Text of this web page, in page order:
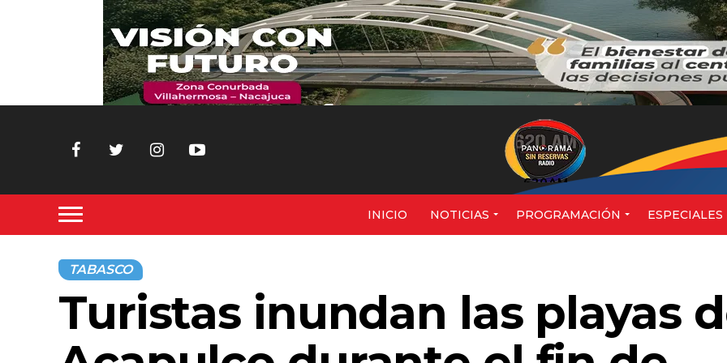
620AM
INICIO NOTICIAS PROGRAMACIÓN ESPECIALES
TABASCO
Turistas inundan las playas